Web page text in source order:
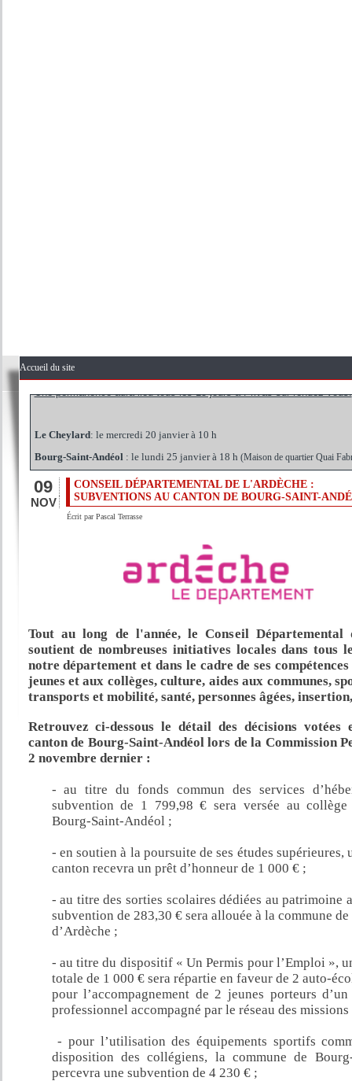
Accueil du site
Une permanence aura lieu tous les 15 jours à Privas sur rendez-vous.
Bourg-Saint-Andéol: le lundi 25 janvier à 18 h
La Voulte-sur-Rhône : le jeudi 4 février à 10h
Le Teil
: le jeudi 11 février à 10 h
Saint-Martin-d'Ardèche: le lundi 15 février à 18 h
le lundi 7 mars à 18 h (Maison de quartier Quai
le mercredi 23 mars à 10 h
La Voulte-sur-Rhône: le jeudi 7 avril à 10 h
: le lundi 25 avril à 18 heures
Bourg-Saint-Andéol : le lundi 2 mai à 18 h (Maison de quartier Quai
Larnas:le lundi 9 mai à 18 h
Saint-Just-d’Ardèche :le mardi 17 mai à 18 h
Le Cheylard :le mercredi 18 mai à 10 h
Gras
le lundi 6 juin à 18 h
Bourg-Saint-Andéol :le lundi 13 juin à 18 h (Maison de quartier Quai
Le Teil :le jeudi 23 juin à 10 h
09
NOV
CONSEIL DÉPARTEMENTAL DE L'ARDÈCHE :
SUBVENTIONS AU CANTON DE BOURG-SAINT-
Écrit par Pascal Terrasse
Tout au long de l'année, le Conseil Départemental
soutient de nombreuses initiatives locales dans tous
notre département et dans le cadre de ses
jeunes et aux collèges, culture, aides aux communes,
transports et mobilité, santé, personnes âgées,
Retrouvez ci-dessous le détail des décisions votées
canton de Bourg-Saint-Andéol lors de la Commission
2 novembre dernier :
- au titre du fonds commun des services
subvention de 1 799,98 € sera versée au
Bourg-Saint-Andéol ;
- en soutien à la poursuite de ses études supérieures,
canton recevra un prêt d’honneur de 1 000 € ;
- au titre des sorties scolaires dédiées au patrimoine
subvention de 283,30 € sera allouée à la commune
d’Ardèche ;
- au titre du dispositif « Un Permis pour l’Emploi »,
totale de 1 000 € sera répartie en faveur de 2 auto-
pour l’accompagnement de 2 jeunes porteurs
professionnel accompagné par le réseau des
- pour l’utilisation des équipements sportifs
disposition des collégiens, la commune de
percevra une subvention de 4 230 € ;